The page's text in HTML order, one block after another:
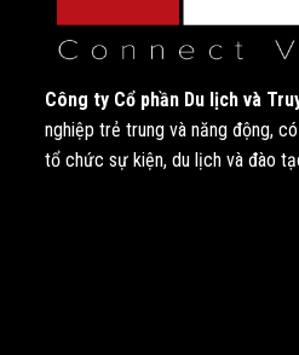
Công ty Cổ phần Du lịch và
nghiệp trẻ trung và năng động,
tổ chức sự kiện, du lịch và đào